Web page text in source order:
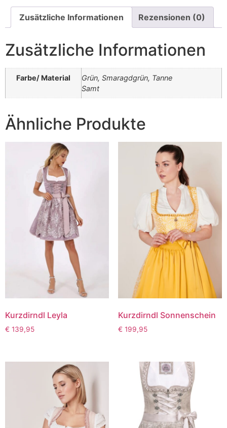
Zusätzliche Informationen Rezensionen (0)
Zusätzliche Informationen
Farbe/ Material
Grün, Smaragdgrün, Tanne
Samt
Ähnliche Produkte
Kurzdirndl Leyla
€ 139,95
Kurzdirndl Sonnenschein
€ 199,95